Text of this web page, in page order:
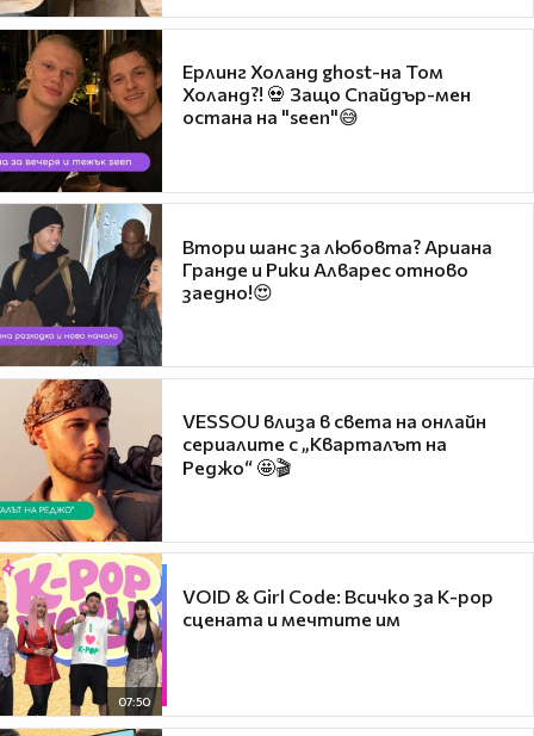
Ерлинг Холанд ghost-на Том
Холанд?! 💀 Защо Спайдър-мен
остана на "seen"😅
Втори шанс за любовта? Ариана
Гранде и Рики Алварес отново
заедно!😍
VESSOU влиза в света на онлайн
сериалите с „Кварталът на
Реджо“ 🤩🎬
07:50
VOID & Girl Code: Всичко за K-pop
сцената и мечтите им